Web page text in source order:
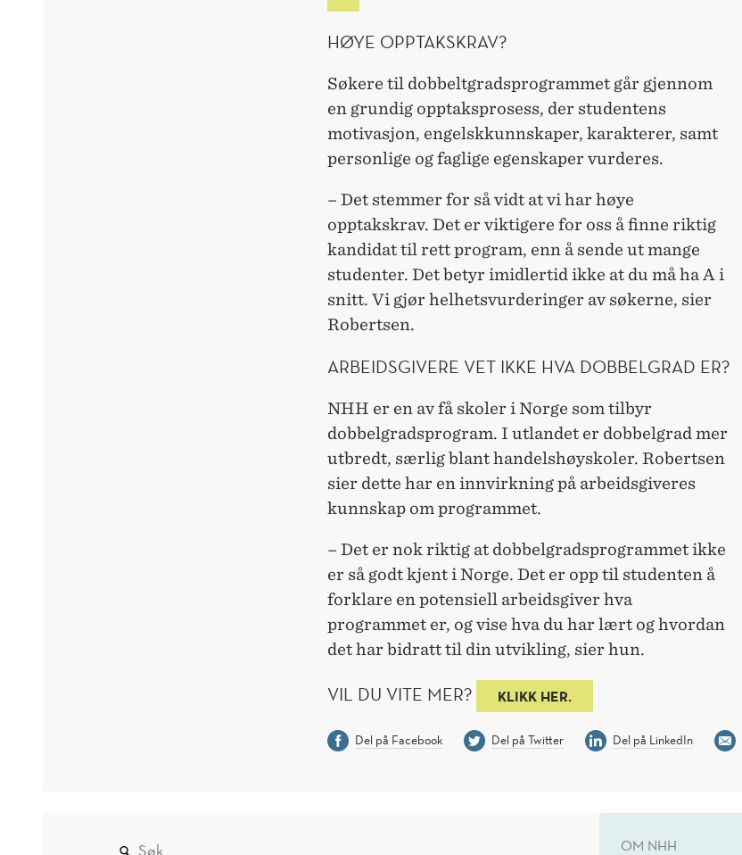
HØYE OPPTAKSKRAV?
Søkere til dobbeltgradsprogrammet går gjennom
en grundig opptaksprosess, der studentens
motivasjon, engelskkunnskaper, karakterer, samt
personlige og faglige egenskaper vurderes.
– Det stemmer for så vidt at vi har høye
opptakskrav. Det er viktigere for oss å finne riktig
kandidat til rett program, enn å sende ut mange
studenter. Det betyr imidlertid ikke at du må ha A i
snitt. Vi gjør helhetsvurderinger av søkerne, sier
Robertsen.
ARBEIDSGIVERE VET IKKE HVA DOBBELGRAD ER?
NHH er en av få skoler i Norge som tilbyr
dobbelgradsprogram. I utlandet er dobbelgrad mer
utbredt, særlig blant handelshøyskoler. Robertsen
sier dette har en innvirkning på arbeidsgiveres
kunnskap om programmet.
– Det er nok riktig at dobbelgradsprogrammet ikke
er så godt kjent i Norge. Det er opp til studenten å
forklare en potensiell arbeidsgiver hva
programmet er, og vise hva du har lært og hvordan
det har bidratt til din utvikling, sier hun.
VIL DU VITE MER? KLIKK HER.
Del på Facebook Del på Twitter Del på LinkedIn
OM NHH